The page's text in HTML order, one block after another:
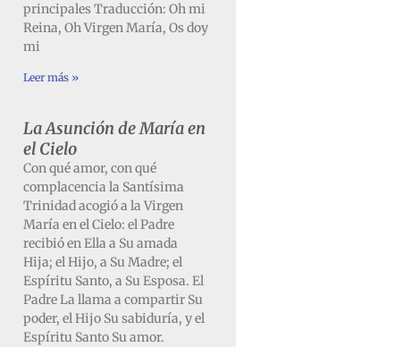
principales Traducción: Oh mi
Reina, Oh Virgen María, Os doy
mi
Leer más »
La Asunción de María en
el Cielo
Con qué amor, con qué
complacencia la Santísima
Trinidad acogió a la Virgen
María en el Cielo: el Padre
recibió en Ella a Su amada
Hija; el Hijo, a Su Madre; el
Espíritu Santo, a Su Esposa. El
Padre La llama a compartir Su
poder, el Hijo Su sabiduría, y el
Espíritu Santo Su amor.